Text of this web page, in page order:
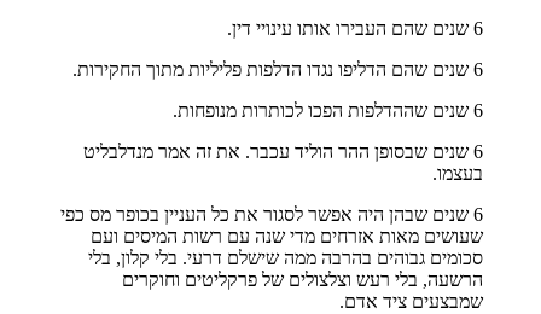
6 שנים שהם העבירו אותו עינויי דין.
6 שנים שהם הדליפו נגדו הדלפות פליליות מתוך החקירות.
6 שנים שההדלפות הפכו לכותרות מנופחות.
6 שנים שבסופן ההר הוליד עכבר. את זה אמר מנדלבליט
בעצמו.
6 שנים שבהן היה אפשר לסגור את כל העניין בכופר מס כפי
שעושים מאות אזרחים מדי שנה עם רשות המיסים ועם
סכומים גבוהים בהרבה ממה שישלם דרעי. בלי קלון, בלי
הרשעה, בלי רעש וצלצולים של פרקליטים וחוקרים
שמבצעים ציד אדם.